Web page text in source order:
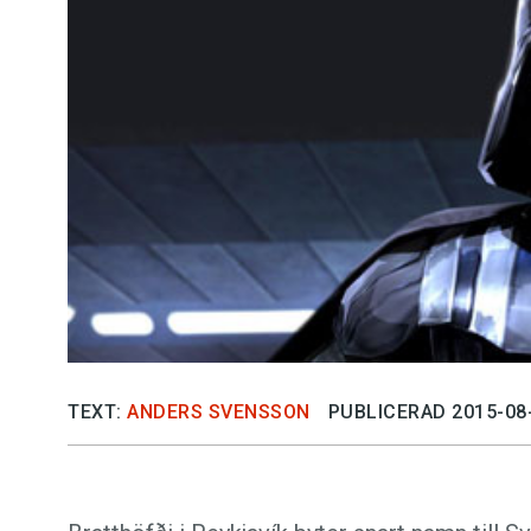
Anmäl till
Föreslå
Annonsera
Läs
TEXT: ANDERS SVENSSON PUBLICERAD 2015-